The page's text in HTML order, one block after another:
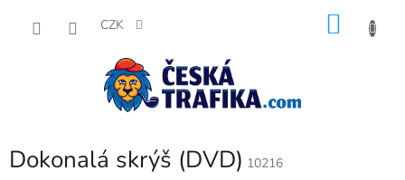
CZK
Dokonalá skrýš (DVD) 10216